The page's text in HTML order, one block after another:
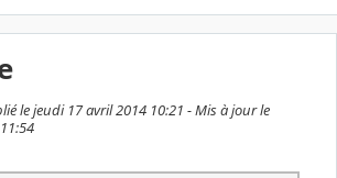
le jeudi 17 avril 2014 10:21 - Mis à jour le